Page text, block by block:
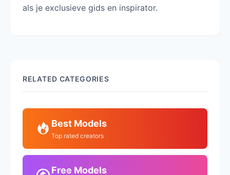
als je exclusieve gids en inspirator.
RELATED CATEGORIES
Best Models
Top rated creators
Free Models